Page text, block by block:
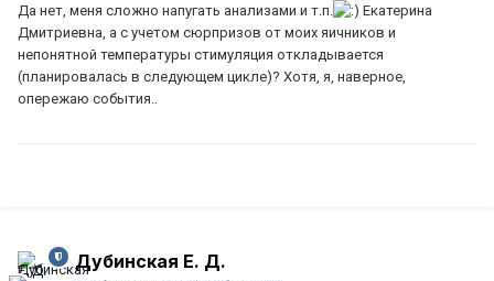
Да нет, меня сложно напугать анализами и т.п.
Екатерина
Дмитриевна, а с учетом сюрпризов от моих яичников и
непонятной температуры стимуляция откладывается
(планировалась в следующем цикле)? Хотя, я, наверное,
опережаю события..
Дубинская Е. Д.